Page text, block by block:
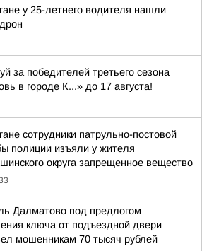
у 25-летнего водителя нашли
за победителей третьего сезона
в городе К...» до 17 августа!
сотрудники патрульно-постовой
полиции изъяли у жителя
округа запрещенное вещество
Далматово под предлогом
ключа от подъездной двери
мошенникам 70 тысяч рублей